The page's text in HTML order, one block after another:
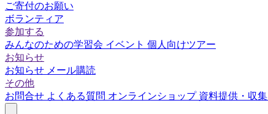
ご寄付のお願い
ボランティア
参加する
みんなのための学習会 イベント 個人向けツアー
お知らせ
お知らせ メール購読
その他
お問合せ よくある質問 オンラインショップ 資料提供・収集